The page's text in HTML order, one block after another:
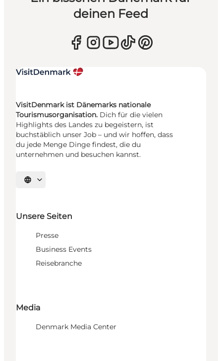
deinen Feed
VisitDenmark ist Dänemarks nationale
Tourismusorganisation. Dich für die vielen
Highlights des Landes zu begeistern, ist
buchstäblich unser Job – und wir hoffen, dass
du jede Menge Dinge findest, die du
unternehmen und besuchen kannst.
Sprache auswählen
Unsere Seiten
Presse
Business Events
Reisebranche
Media
Denmark Media Center